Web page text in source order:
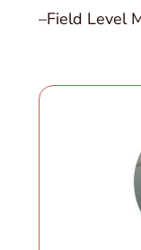
–Field Level